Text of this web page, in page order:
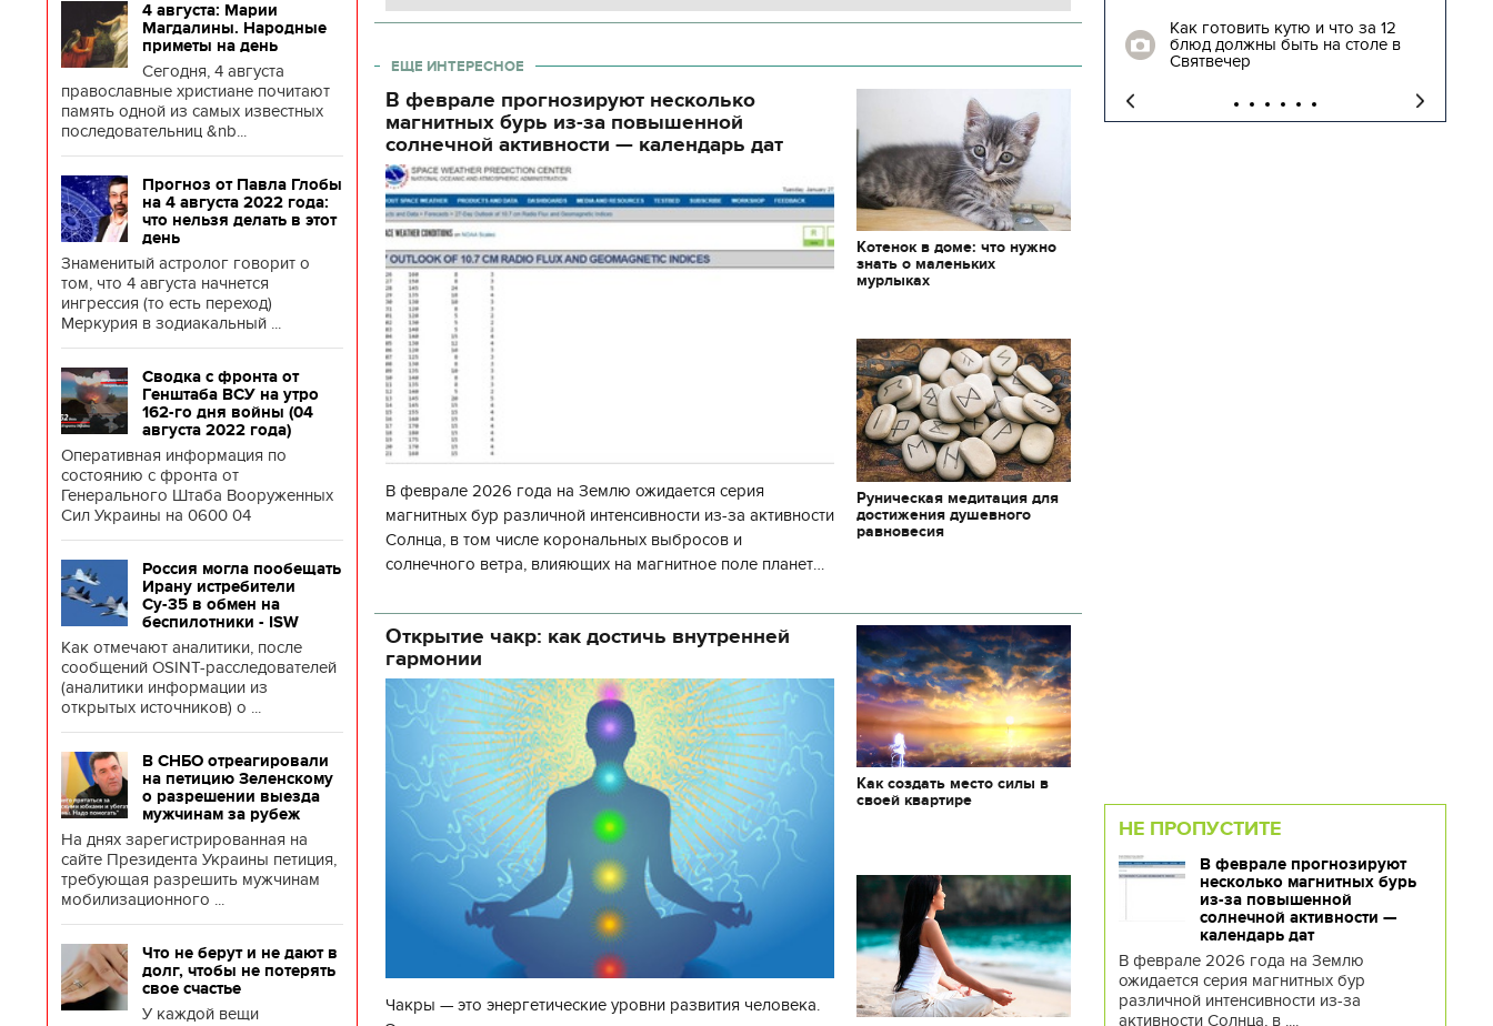
4 августа: Марии
Магдалины. Народные
приметы на день
Сегодня, 4 августа
православные христиане почитают
память одной из самых известных
последовательниц &nb...
Прогноз от Павла Глобы
на 4 августа 2022 года:
что нельзя делать в этот
день
Знаменитый астролог говорит о
том, что 4 августа начнется
ингрессия (то есть переход)
Меркурия в зодиакальный ...
Сводка с фронта от
Генштаба ВСУ на утро
162-го дня войны (04
августа 2022 года)
Оперативная информация по
состоянию с фронта от
Генерального Штаба Вооруженных
Сил Украины на 0600 04
Россия могла пообещать
Ирану истребители
Су-35 в обмен на
беспилотники - ISW
Как отмечают аналитики, после
сообщений OSINT-расследователей
(аналитики информации из
открытых источников) о ...
В СНБО отреагировали
на петицию Зеленскому
о разрешении выезда
мужчинам за рубеж
На днях зарегистрированная на
сайте Президента Украины петиция,
требующая разрешить мужчинам
мобилизационного ...
Что не берут и не дают в
долг, чтобы не потерять
свое счастье
У каждой вещи
ЕЩЕ ИНТЕРЕСНОЕ
В феврале прогнозируют несколько
магнитных бурь из-за повышенной
солнечной активности — календарь дат
В феврале 2026 года на Землю ожидается серия
магнитных бур различной интенсивности из-за активности
Солнца, в том числе корональных выбросов и
солнечного ветра, влияющих на магнитное поле планеты.
об
Котенок в доме: что нужно
знать о маленьких
мурлыках
Руническая медитация для
достижения душевного
равновесия
Открытие чакр: как достичь внутренней
гармонии
Чакры — это энергетические уровни развития человека.
Как создать место силы в
своей квартире
Времена Руси: как выглядят
Как готовить кутю и что за 12
блюд должны быть на столе в
Святвечер
НЕ ПРОПУСТИТЕ
В феврале прогнозируют
несколько магнитных бурь
из-за повышенной
солнечной активности —
календарь дат
В феврале 2026 года на Землю
ожидается серия магнитных бур
различной интенсивности из-за
активности Солнца, в ....